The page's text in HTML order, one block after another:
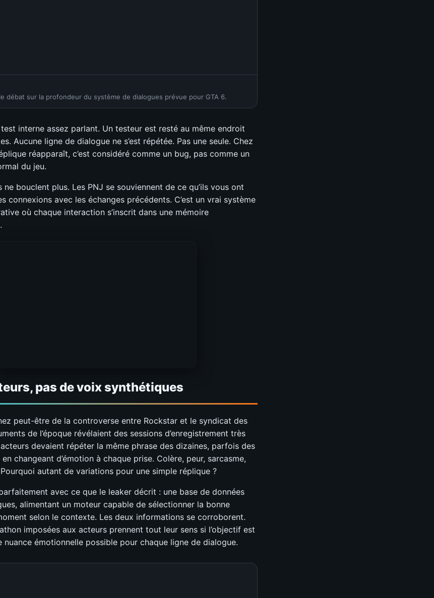
débat sur la profondeur du système de dialogues prévue pour GTA 6.
interne assez parlant. Un testeur est resté au même endroit
Aucune ligne de dialogue ne s’est répétée. Pas une seule. Chez
réapparaît, c’est considéré comme un bug, pas comme un
du jeu.
ne bouclent plus. Les PNJ se souviennent de ce qu’ils vous ont
connexions avec les échanges précédents. C’est un vrai système
où chaque interaction s’inscrit dans une mémoire
pas de voix synthétiques
peut-être de la controverse entre Rockstar et le syndicat des
de l’époque révélaient des sessions d’enregistrement très
devaient répéter la même phrase des dizaines, parfois des
changeant d’émotion à chaque prise. Colère, peur, sarcasme,
autant de variations pour une simple réplique ?
avec ce que le leaker décrit : une base de données
alimentant un moteur capable de sélectionner la bonne
selon le contexte. Les deux informations se corroborent.
imposées aux acteurs prennent tout leur sens si l’objectif est
nuance émotionnelle possible pour chaque ligne de dialogue.